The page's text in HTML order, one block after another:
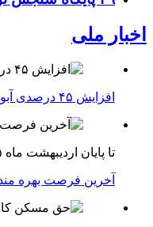
اخبار ملی
افزایش ۴۵ درصدی آبونمان تلفن ثابت تصویب شد
تا پایان اردیبهشت ماه ۱۴۰۵؛
آخرین فرصت بهره